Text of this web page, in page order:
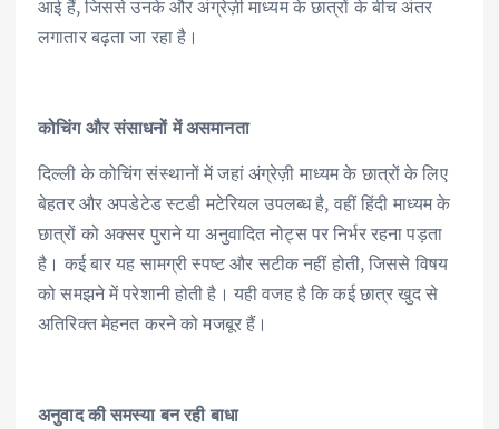
आई हैं, जिससे उनके और अंग्रेज़ी माध्यम के छात्रों के बीच अंतर
लगातार बढ़ता जा रहा है।
कोचिंग और संसाधनों में असमानता
दिल्ली के कोचिंग संस्थानों में जहां अंग्रेज़ी माध्यम के छात्रों के लिए
बेहतर और अपडेटेड स्टडी मटेरियल उपलब्ध है, वहीं हिंदी माध्यम के
छात्रों को अक्सर पुराने या अनुवादित नोट्स पर निर्भर रहना पड़ता
है। कई बार यह सामग्री स्पष्ट और सटीक नहीं होती, जिससे विषय
को समझने में परेशानी होती है। यही वजह है कि कई छात्र खुद से
अतिरिक्त मेहनत करने को मजबूर हैं।
अनुवाद की समस्या बन रही बाधा